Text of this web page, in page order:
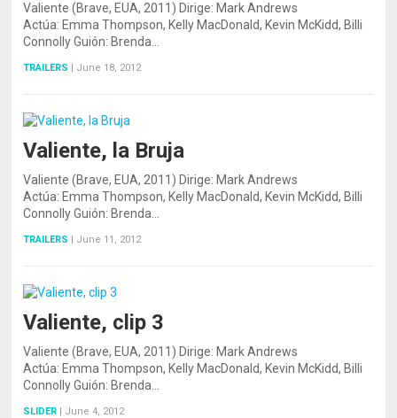
Valiente (Brave, EUA, 2011) Dirige: Mark Andrews
Actúa: Emma Thompson, Kelly MacDonald, Kevin McKidd, Billi
Connolly Guión: Brenda…
TRAILERS | June 18, 2012
Valiente, la Bruja
Valiente (Brave, EUA, 2011) Dirige: Mark Andrews
Actúa: Emma Thompson, Kelly MacDonald, Kevin McKidd, Billi
Connolly Guión: Brenda…
TRAILERS | June 11, 2012
Valiente, clip 3
Valiente (Brave, EUA, 2011) Dirige: Mark Andrews
Actúa: Emma Thompson, Kelly MacDonald, Kevin McKidd, Billi
Connolly Guión: Brenda…
SLIDER | June 4, 2012